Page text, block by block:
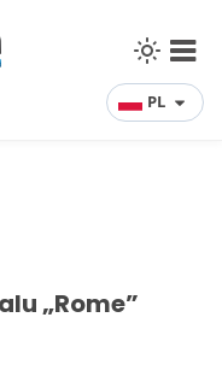
PL
„Rome”